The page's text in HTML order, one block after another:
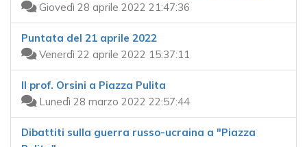
Giovedì 28 aprile 2022 21:47:36
Puntata del 21 aprile 2022
Venerdì 22 aprile 2022 15:37:11
Il prof. Orsini a Piazza Pulita
Lunedì 28 marzo 2022 22:57:44
Dibattiti sulla guerra russo-ucraina a "Piazza